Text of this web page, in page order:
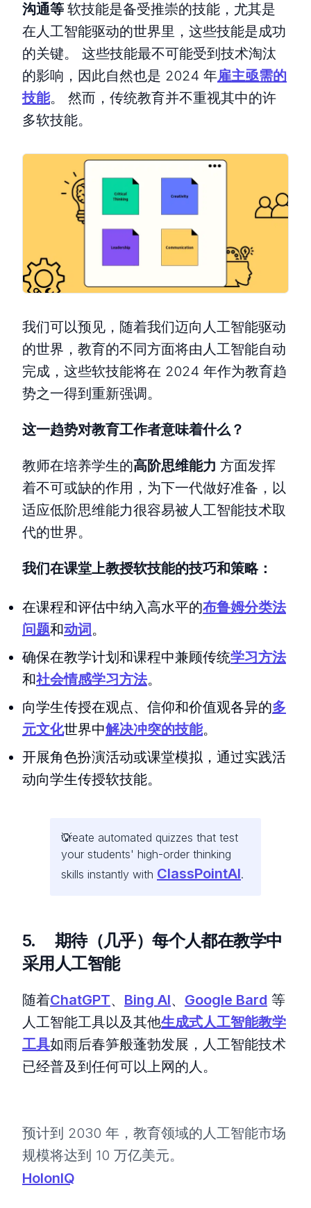
沟通等 软技能是备受推崇的技能，尤其是
在人工智能驱动的世界里，这些技能是成功
的关键。 这些技能最不可能受到技术淘汰
的影响，因此自然也是 2024 年雇主亟需的
技能。 然而，传统教育并不重视其中的许
多软技能。
我们可以预见，随着我们迈向人工智能驱动
的世界，教育的不同方面将由人工智能自动
完成，这些软技能将在 2024 年作为教育趋
势之一得到重新强调。
这一趋势对教育工作者意味着什么？
教师在培养学生的高阶思维能力 方面发挥
着不可或缺的作用，为下一代做好准备，以
适应低阶思维能力很容易被人工智能技术取
代的世界。
我们在课堂上教授软技能的技巧和策略：
在课程和评估中纳入高水平的布鲁姆分类法
问题和动词 。
确保在教学计划和课程中兼顾传统学习方法
和社会情感学习方法。
向学生传授在观点、信仰和价值观各异的多
元文化世界中解决冲突的技能。
开展角色扮演活动或课堂模拟，通过实践活
动向学生传授软技能。
Create automated quizzes that test
your students' high-order thinking
skills instantly with ClassPointAI.
5. 期待（几乎）每个人都在教学中
采用人工智能
随着ChatGPT、 Bing AI、 Google Bard 等
人工智能工具以及其他生成式人工智能教学
工具如雨后春笋般蓬勃发展，人工智能技术
已经普及到任何可以上网的人。
预计到 2030 年，教育领域的人工智能市场
规模将达到 10 万亿美元。
HolonIQ